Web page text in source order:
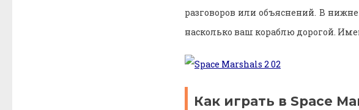
разговоров или объяснений. В
насколько ваш кораблю дорогой.
Как играть в Space